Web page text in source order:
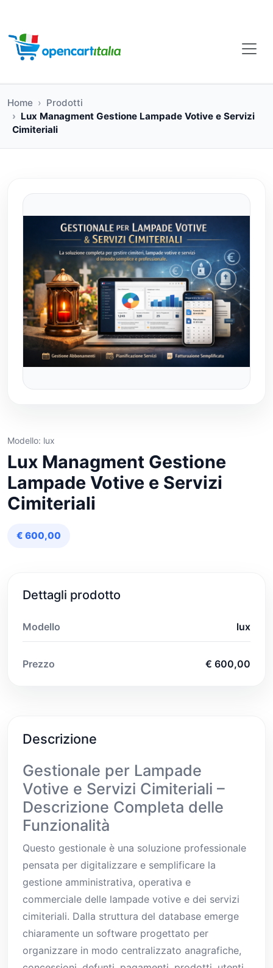
Home
Prodotti
Lux Managment Gestione Lampade Votive e Servizi
Cimiteriali
Modello: lux
Lux Managment Gestione
Lampade Votive e Servizi
Cimiteriali
€ 600,00
Dettagli prodotto
Modello lux
Prezzo € 600,00
Descrizione
Gestionale per Lampade
Votive e Servizi Cimiteriali –
Descrizione Completa delle
Funzionalità
Questo gestionale è una soluzione professionale
pensata per digitalizzare e semplificare la
gestione amministrativa, operativa e
commerciale delle lampade votive e dei servizi
cimiteriali. Dalla struttura del database emerge
chiaramente un software progettato per
organizzare in modo centralizzato anagrafiche,